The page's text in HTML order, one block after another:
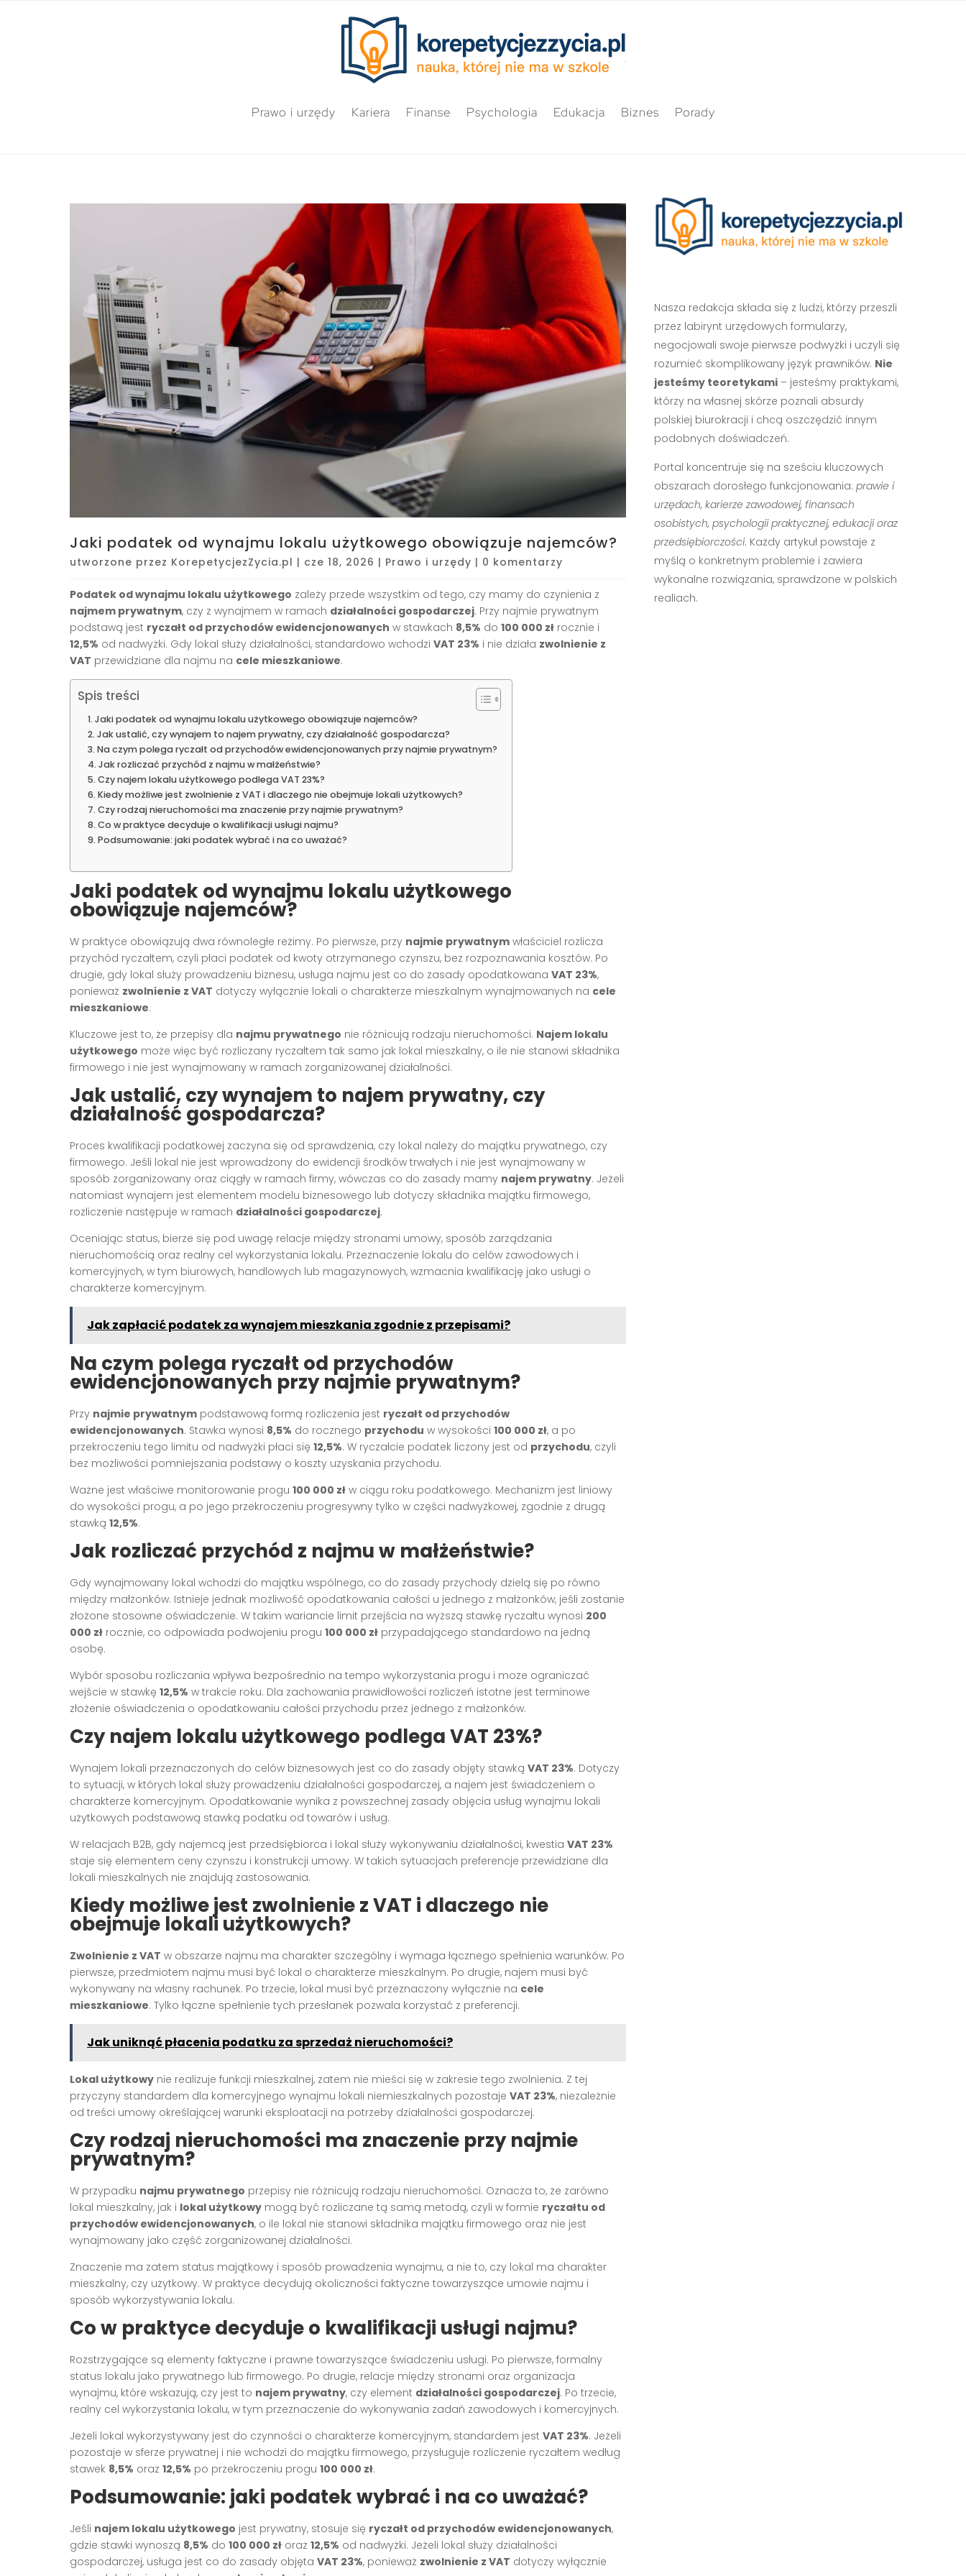
Prawo i urzędy Kariera Finanse Psychologia Edukacja Biznes Porady
Jaki podatek od wynajmu lokalu użytkowego obowiązuje najemców?
utworzone przez KorepetycjezZycia.pl | cze 18, 2026 | Prawo i urzędy | 0 komentarzy
Podatek od wynajmu lokalu użytkowego zależy przede wszystkim od tego, czy mamy do czynienia z
najmem prywatnym, czy z wynajmem w ramach działalności gospodarczej. Przy najmie prywatnym
podstawą jest ryczałt od przychodów ewidencjonowanych w stawkach 8,5% do 100 000 zł rocznie i
12,5% od nadwyżki. Gdy lokal służy działalności, standardowo wchodzi VAT 23% i nie działa zwolnienie z
VAT przewidziane dla najmu na cele mieszkaniowe.
Spis treści
Jaki podatek od wynajmu lokalu użytkowego obowiązuje najemców?
Jak ustalić, czy wynajem to najem prywatny, czy działalność gospodarcza?
Na czym polega ryczałt od przychodów ewidencjonowanych przy najmie prywatnym?
Jak rozliczać przychód z najmu w małżeństwie?
Czy najem lokalu użytkowego podlega VAT 23%?
Kiedy możliwe jest zwolnienie z VAT i dlaczego nie obejmuje lokali użytkowych?
Czy rodzaj nieruchomości ma znaczenie przy najmie prywatnym?
Co w praktyce decyduje o kwalifikacji usługi najmu?
Podsumowanie: jaki podatek wybrać i na co uważać?
Jaki podatek od wynajmu lokalu użytkowego
obowiązuje najemców?
W praktyce obowiązują dwa równoległe reżimy. Po pierwsze, przy najmie prywatnym właściciel rozlicza
przychód ryczałtem, czyli płaci podatek od kwoty otrzymanego czynszu, bez rozpoznawania kosztów. Po
drugie, gdy lokal służy prowadzeniu biznesu, usługa najmu jest co do zasady opodatkowana VAT 23%,
ponieważ zwolnienie z VAT dotyczy wyłącznie lokali o charakterze mieszkalnym wynajmowanych na cele
mieszkaniowe.
Kluczowe jest to, że przepisy dla najmu prywatnego nie różnicują rodzaju nieruchomości. Najem lokalu
użytkowego może więc być rozliczany ryczałtem tak samo jak lokal mieszkalny, o ile nie stanowi składnika
firmowego i nie jest wynajmowany w ramach zorganizowanej działalności.
Jak ustalić, czy wynajem to najem prywatny, czy
działalność gospodarcza?
Proces kwalifikacji podatkowej zaczyna się od sprawdzenia, czy lokal należy do majątku prywatnego, czy
firmowego. Jeśli lokal nie jest wprowadzony do ewidencji środków trwałych i nie jest wynajmowany w
sposób zorganizowany oraz ciągły w ramach firmy, wówczas co do zasady mamy najem prywatny. Jeżeli
natomiast wynajem jest elementem modelu biznesowego lub dotyczy składnika majątku firmowego,
rozliczenie następuje w ramach działalności gospodarczej.
Oceniając status, bierze się pod uwagę relacje między stronami umowy, sposób zarządzania
nieruchomością oraz realny cel wykorzystania lokalu. Przeznaczenie lokalu do celów zawodowych i
komercyjnych, w tym biurowych, handlowych lub magazynowych, wzmacnia kwalifikację jako usługi o
charakterze komercyjnym.
Jak zapłacić podatek za wynajem mieszkania zgodnie z przepisami?
Na czym polega ryczałt od przychodów
ewidencjonowanych przy najmie prywatnym?
Przy najmie prywatnym podstawową formą rozliczenia jest ryczałt od przychodów
ewidencjonowanych. Stawka wynosi 8,5% do rocznego przychodu w wysokości 100 000 zł, a po
przekroczeniu tego limitu od nadwyżki płaci się 12,5%. W ryczałcie podatek liczony jest od przychodu, czyli
bez możliwości pomniejszania podstawy o koszty uzyskania przychodu.
Ważne jest właściwe monitorowanie progu 100 000 zł w ciągu roku podatkowego. Mechanizm jest liniowy
do wysokości progu, a po jego przekroczeniu progresywny tylko w części nadwyżkowej, zgodnie z drugą
stawką 12,5%.
Jak rozliczać przychód z najmu w małżeństwie?
Gdy wynajmowany lokal wchodzi do majątku wspólnego, co do zasady przychody dzielą się po równo
między małżonków. Istnieje jednak możliwość opodatkowania całości u jednego z małżonków, jeśli zostanie
złożone stosowne oświadczenie. W takim wariancie limit przejścia na wyższą stawkę ryczałtu wynosi 200
000 zł rocznie, co odpowiada podwojeniu progu 100 000 zł przypadającego standardowo na jedną
osobę.
Wybór sposobu rozliczania wpływa bezpośrednio na tempo wykorzystania progu i może ograniczać
wejście w stawkę 12,5% w trakcie roku. Dla zachowania prawidłowości rozliczeń istotne jest terminowe
złożenie oświadczenia o opodatkowaniu całości przychodu przez jednego z małżonków.
Czy najem lokalu użytkowego podlega VAT 23%?
Wynajem lokali przeznaczonych do celów biznesowych jest co do zasady objęty stawką VAT 23%. Dotyczy
to sytuacji, w których lokal służy prowadzeniu działalności gospodarczej, a najem jest świadczeniem o
charakterze komercyjnym. Opodatkowanie wynika z powszechnej zasady objęcia usług wynajmu lokali
użytkowych podstawową stawką podatku od towarów i usług.
W relacjach B2B, gdy najemcą jest przedsiębiorca i lokal służy wykonywaniu działalności, kwestia VAT 23%
staje się elementem ceny czynszu i konstrukcji umowy. W takich sytuacjach preferencje przewidziane dla
lokali mieszkalnych nie znajdują zastosowania.
Kiedy możliwe jest zwolnienie z VAT i dlaczego nie
obejmuje lokali użytkowych?
Zwolnienie z VAT w obszarze najmu ma charakter szczególny i wymaga łącznego spełnienia warunków. Po
pierwsze, przedmiotem najmu musi być lokal o charakterze mieszkalnym. Po drugie, najem musi być
wykonywany na własny rachunek. Po trzecie, lokal musi być przeznaczony wyłącznie na cele
mieszkaniowe. Tylko łączne spełnienie tych przesłanek pozwala korzystać z preferencji.
Jak uniknąć płacenia podatku za sprzedaż nieruchomości?
Lokal użytkowy nie realizuje funkcji mieszkalnej, zatem nie mieści się w zakresie tego zwolnienia. Z tej
przyczyny standardem dla komercyjnego wynajmu lokali niemieszkalnych pozostaje VAT 23%, niezależnie
od treści umowy określającej warunki eksploatacji na potrzeby działalności gospodarczej.
Czy rodzaj nieruchomości ma znaczenie przy najmie
prywatnym?
W przypadku najmu prywatnego przepisy nie różnicują rodzaju nieruchomości. Oznacza to, że zarówno
lokal mieszkalny, jak i lokal użytkowy mogą być rozliczane tą samą metodą, czyli w formie ryczałtu od
przychodów ewidencjonowanych, o ile lokal nie stanowi składnika majątku firmowego oraz nie jest
wynajmowany jako część zorganizowanej działalności.
Znaczenie ma zatem status majątkowy i sposób prowadzenia wynajmu, a nie to, czy lokal ma charakter
mieszkalny, czy użytkowy. W praktyce decydują okoliczności faktyczne towarzyszące umowie najmu i
sposób wykorzystywania lokalu.
Co w praktyce decyduje o kwalifikacji usługi najmu?
Rozstrzygające są elementy faktyczne i prawne towarzyszące świadczeniu usługi. Po pierwsze, formalny
status lokalu jako prywatnego lub firmowego. Po drugie, relacje między stronami oraz organizacja
wynajmu, które wskazują, czy jest to najem prywatny, czy element działalności gospodarczej. Po trzecie,
realny cel wykorzystania lokalu, w tym przeznaczenie do wykonywania zadań zawodowych i komercyjnych.
Jeżeli lokal wykorzystywany jest do czynności o charakterze komercyjnym, standardem jest VAT 23%. Jeżeli
pozostaje w sferze prywatnej i nie wchodzi do majątku firmowego, przysługuje rozliczenie ryczałtem według
stawek 8,5% oraz 12,5% po przekroczeniu progu 100 000 zł.
Podsumowanie: jaki podatek wybrać i na co uważać?
Jeśli najem lokalu użytkowego jest prywatny, stosuje się ryczałt od przychodów ewidencjonowanych,
gdzie stawki wynoszą 8,5% do 100 000 zł oraz 12,5% od nadwyżki. Jeżeli lokal służy działalności
gospodarczej, usługa jest co do zasady objęta VAT 23%, ponieważ zwolnienie z VAT dotyczy wyłącznie
Nasza redakcja składa się z ludzi, którzy przeszli
przez labirynt urzędowych formularzy,
negocjowali swoje pierwsze podwyżki i uczyli się
rozumieć skomplikowany język prawników. Nie
jesteśmy teoretykami– jesteśmy praktykami,
którzy na własnej skórze poznali absurdy
polskiej biurokracji i chcą oszczędzić innym
podobnych doświadczeń.
Portal koncentruje się na sześciu kluczowych
obszarach dorosłego funkcjonowania: prawie i
urzędach, karierze zawodowej, finansach
osobistych, psychologii praktycznej, edukacji oraz
przedsiębiorczości. Każdy artykuł powstaje z
myślą o konkretnym problemie i zawiera
wykonalne rozwiązania, sprawdzone w polskich
realiach.